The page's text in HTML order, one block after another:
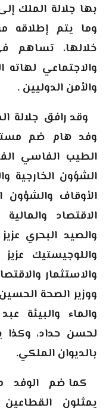
بها جلالة الملك
وما يتم إطلاقه
خلالها، تساهم
والاجتماعي لهاته
والأمن الدوليين .
وقد رافق جلالة
وفد هام ضم
الطيب الفاسي
الشؤون الخارجية
الأوقاف والشؤون
الاقتصاد
والصيد البحري
واللوجيستيك عزيز
والاستثمار
ووزير الصحة
والماء والبيئة
لحسن حداد،
بالديوان الملكي.
كما ضم الوفد
يمثلون